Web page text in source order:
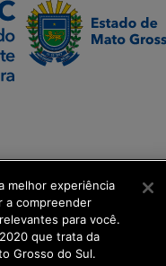
melhor experiência
a compreender
para você.
que trata da
Grosso do Sul.